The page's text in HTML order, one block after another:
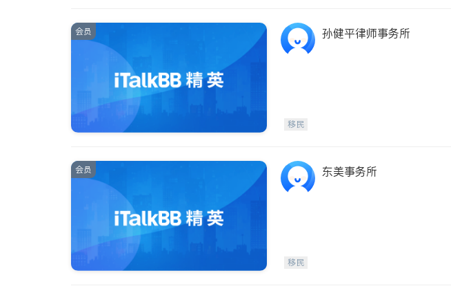
会员 孙健平律师事务所
移民
会员 东美事务所
移民